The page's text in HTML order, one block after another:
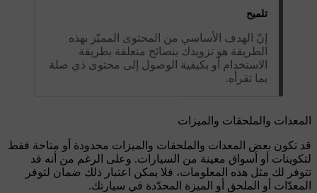
تلميح
إنّ الهدف الأساسي من المحتوى المميّز بهذه
الطريقة هو تزويدك بنصائح متعلقة بطريقة
الاستخدام أو بكيفية الوصول إلى محتوى ذي صلة
بما تقرأه.
المعدات والملحقات والميزات
قد تكون بعض المعدات والملحقات والميزات محدودة أو متاحة فقط
لتكوينات أو أسواق معينة من السيارات. وعلى الرغم من أنه قد
تتوفر لك مثل هذه المعلومات، فلا يمكن اعتبار ذلك ضمان لتوفر
المعدّات أو الملحق أو الميزة المحدّدة في سيارتك.